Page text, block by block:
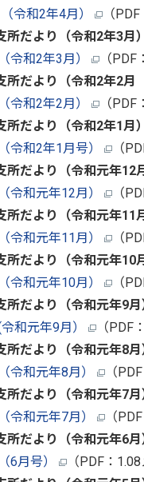
令和2年4月）
（
だより（令和2年3月）
令和2年3月）
（
だより（令和2年2月
令和2年2月）
（
だより（令和2年1月）
令和2年1月号）
（
だより（令和元年12月
令和元年12月）
（
だより（令和元年11月
令和元年11月）
（
だより（令和元年10月
令和元年10月）
（
だより（令和元年9月
和元年9月）
（PDF
だより（令和元年8月
令和元年8月）
（
だより（令和元年7月
令和元年7月）
（
だより（令和元年6月
6月号）
（PDF：